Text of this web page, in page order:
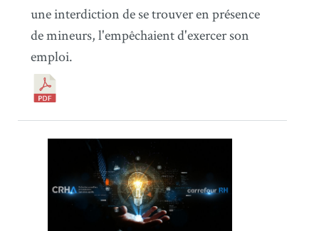
une interdiction de se trouver en présence
de mineurs, l'empêchaient d'exercer son
emploi.